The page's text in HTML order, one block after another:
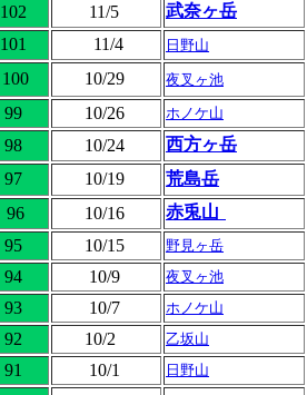
102 11/5
武奈ヶ岳
101
11/4 日野山
100 10/29 夜叉ヶ池
99 10/26 ホノケ山
98 10/24
西方ヶ岳
97
10/19
荒島岳
96
10/16
赤兎山
95
10/15 野見ヶ岳
94 10/9 夜叉ヶ池
93 10/7 ホノケ山
92 10/2 乙坂山
91 10/1 日野山